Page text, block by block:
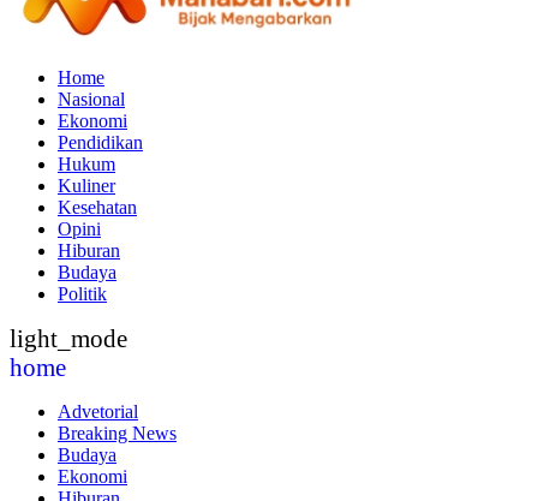
Home
Nasional
Ekonomi
Pendidikan
Hukum
Kuliner
Kesehatan
Opini
Hiburan
Budaya
Politik
light_mode
home
Advetorial
Breaking News
Budaya
Ekonomi